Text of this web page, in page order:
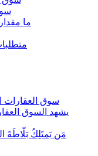
ما
سوق العقارات
يشهد السوق
مَن يَمتَلِكُ